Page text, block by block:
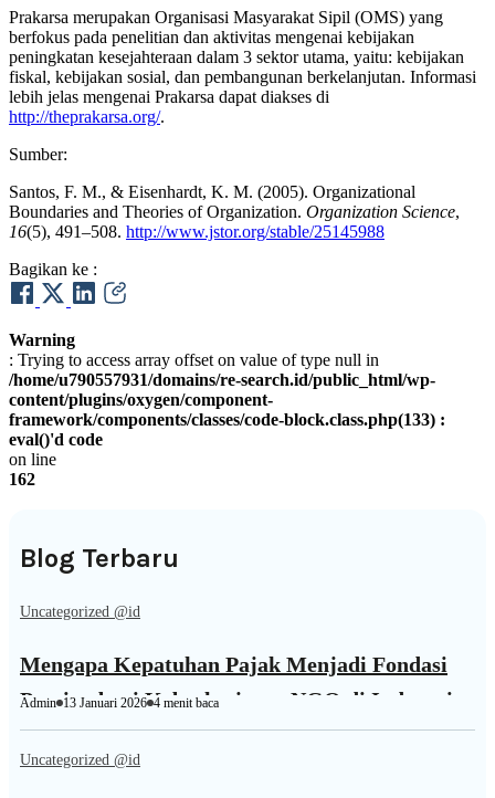
Prakarsa merupakan Organisasi Masyarakat Sipil (OMS) yang
berfokus pada penelitian dan aktivitas mengenai kebijakan
peningkatan kesejahteraan dalam 3 sektor utama, yaitu: kebijakan
fiskal, kebijakan sosial, dan pembangunan berkelanjutan. Informasi
lebih jelas mengenai Prakarsa dapat diakses di
http://theprakarsa.org/.
Sumber:
Santos, F. M., & Eisenhardt, K. M. (2005). Organizational
Boundaries and Theories of Organization. Organization Science,
16(5), 491–508. http://www.jstor.org/stable/25145988
Bagikan ke :
Warning
: Trying to access array offset on value of type null in
/home/u790557931/domains/re-search.id/public_html/wp-
content/plugins/oxygen/component-
framework/components/classes/code-block.class.php(133) :
eval()'d code
on line
162
Blog Terbaru
Uncategorized @id
Mengapa Kepatuhan Pajak Menjadi Fondasi
Penting bagi Keberlanjutan NGO di Indonesia
Admin 13 Januari 2026 4 menit baca
Uncategorized @id